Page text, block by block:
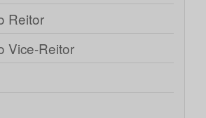
Reitor
Vice-Reitor